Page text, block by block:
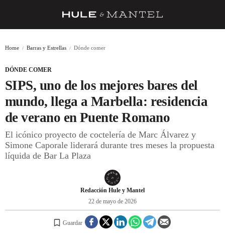
BARRAS Y ESTRELLAS
DÓNDE COMER
ÍDOLOS DE MESAS
CUADERNO DE VIAJE
Home Barras y Estrellas Dónde comer
DÓNDE COMER
SIPS, uno de los mejores bares del
mundo, llega a Marbella: residencia
de verano en Puente Romano
El icónico proyecto de coctelería de Marc Álvarez y
Simone Caporale liderará durante tres meses la propuesta
líquida de Bar La Plaza
Redacción Hule y Mantel
22 de mayo de 2026
Guardar